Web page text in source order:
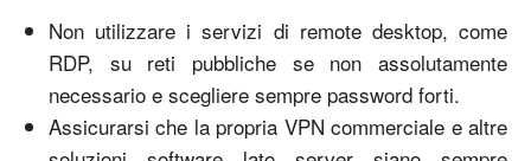
Non utilizzare i servizi di remote desktop, come
RDP, su reti pubbliche se non assolutamente
necessario e scegliere sempre password forti.
Assicurarsi che la propria VPN commerciale e altre